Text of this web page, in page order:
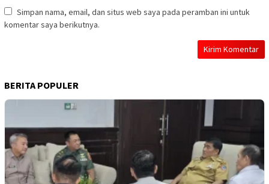
Simpan nama, email, dan situs web saya pada peramban ini untuk
komentar saya berikutnya.
BERITA POPULER